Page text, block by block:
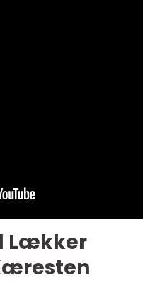
Lækker